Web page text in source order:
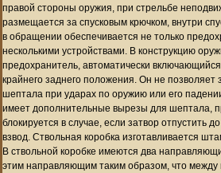
правой стороны оружия, при стрельбе
размещается за спусковым крючком, внутри
в обращении обеспечивается не только
несколькими устройствами. В конструкцию
предохранитель, автоматически
крайнего заднего положения. Он не позволяет
шептала при ударах по оружию или его
имеет дополнительные вырезы для шептала,
блокируется в случае, если затвор отпустить
взвод. Ствольная коробка изготавливается
В ствольной коробке имеются два
этим направляющим таким образом, что между